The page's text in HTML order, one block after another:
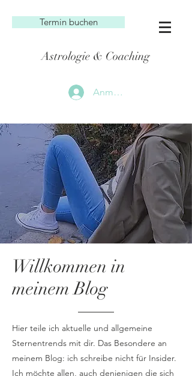
Termin buchen
Astrologie & Coaching
Anmelden
Willkommen in
meinem Blog
Hier teile ich aktuelle und allgemeine
Sternentrends mit dir. Das Besondere an
meinem Blog: ich schreibe nicht für Insider.
Ich möchte allen, auch denjenigen die sich